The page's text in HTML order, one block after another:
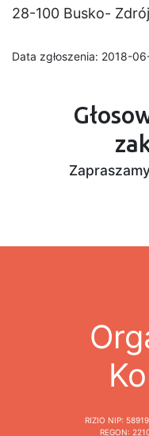
28-100 Busko- Zdrój
Data zgłoszenia: 2018-
RIZIO NIP:
REGON: